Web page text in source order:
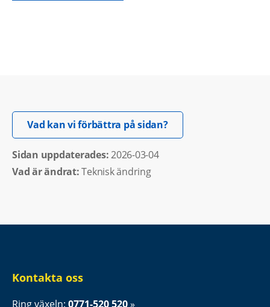
Vad kan vi förbättra på sidan?Öppnas i nytt fönster.
Sidan uppdaterades: 2026-03-04
Vad är ändrat:Teknisk ändring
Kontakta oss
Ring växeln: 0771-520 520